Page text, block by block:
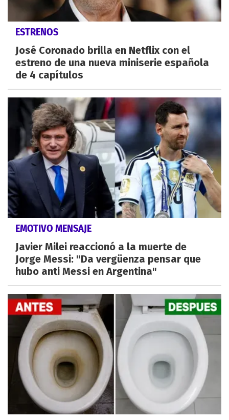
ESTRENOS
José Coronado brilla en Netflix con el
estreno de una nueva miniserie española
de 4 capítulos
EMOTIVO MENSAJE
Javier Milei reaccionó a la muerte de
Jorge Messi: "Da vergüenza pensar que
hubo anti Messi en Argentina"